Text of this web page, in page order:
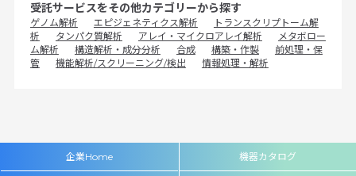
受託サービスをその他カテゴリーから探す
ゲノム解析 エピジェネティクス解析
トランスクリプトーム解
析
タンパク質解析 アレイ・マイクロアレイ解析
メタボロー
ム解析
構造解析・成分分析 合成 構築・作製
前処理・保
管
機能解析/スクリーニング/検出 情報処理・解析
企業Home 機器カタログ